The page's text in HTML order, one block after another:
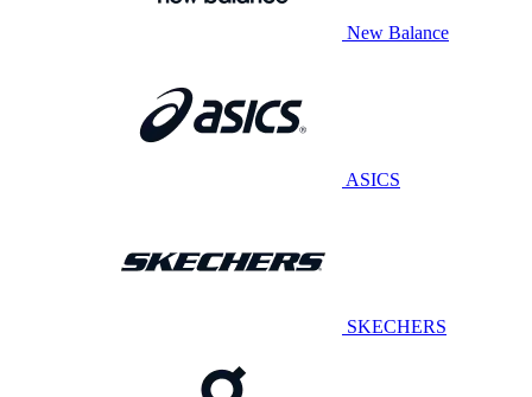
New Balance
ASICS
SKECHERS